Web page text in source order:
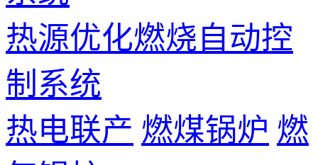
热源优化燃烧自动控
制系统
热电联产 燃煤锅炉 燃